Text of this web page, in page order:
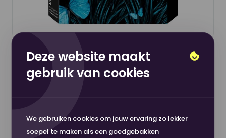
Deze website maakt
gebruik van cookies
We gebruiken cookies om jouw ervaring zo lekker
soepel te maken als een goedgebakken
HP Printkop 774 M/Y Magenta/Geel
€ 172,65
excl. BTW